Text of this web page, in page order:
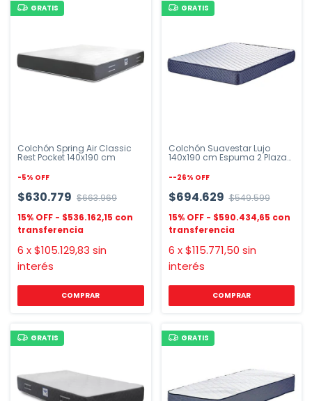
GRATIS
Colchón Spring Air Classic
Rest Pocket 140x190 cm
-5% OFF
$630.779 $663.969
$536.162,15
6 x$105.129,83 sin
interés
COMPRAR
GRATIS
Colchón Suavestar Lujo
140x190 cm Espuma 2 Plazas
--26% OFF
$694.629 $549.599
$590.434,65
6 x$115.771,50 sin
interés
GRATIS GRATIS